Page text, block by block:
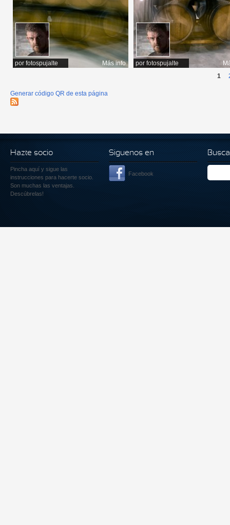
por fotospujalte Más info por fotospujalte
1
Generar código QR de esta página
Hazte socio
Pincha aquí y sigue las
instrucciones para hacerte socio.
Son muchas las ventajas.
Descúbrelas!
Siguenos en
Facebook